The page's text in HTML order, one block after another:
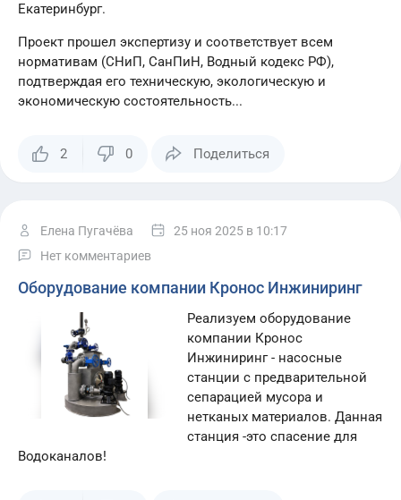
Екатеринбург.
Проект прошел экспертизу и соответствует всем
нормативам (СНиП, СанПиН, Водный кодекс РФ),
подтверждая его техническую, экологическую и
экономическую состоятельность...
2 0 Поделиться
Елена Пугачёва 25 ноя 2025 в 10:17
Нет комментариев
Оборудование компании Кронос Инжиниринг
Реализуем оборудование
компании Кронос
Инжиниринг - насосные
станции с предварительной
сепарацией мусора и
нетканых материалов. Данная
станция -это спасение для
Водоканалов!